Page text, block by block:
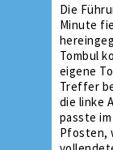
Die
Minute
Tombul
eigene
Treffer
die linke
passte
Pfosten,